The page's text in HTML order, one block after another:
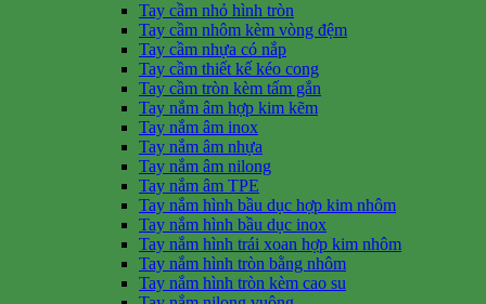
Tay cầm nhỏ hình tròn
Tay cầm nhôm kèm vòng đệm
Tay cầm nhựa có nắp
Tay cầm thiết kế kéo cong
Tay cầm tròn kèm tấm gắn
Tay nắm âm hợp kim kẽm
Tay nắm âm inox
Tay nắm âm nhựa
Tay nắm âm nilong
Tay nắm âm TPE
Tay nắm hình bầu dục hợp kim nhôm
Tay nắm hình bầu dục inox
Tay nắm hình trái xoan hợp kim nhôm
Tay nắm hình tròn bằng nhôm
Tay nắm hình tròn kèm cao su